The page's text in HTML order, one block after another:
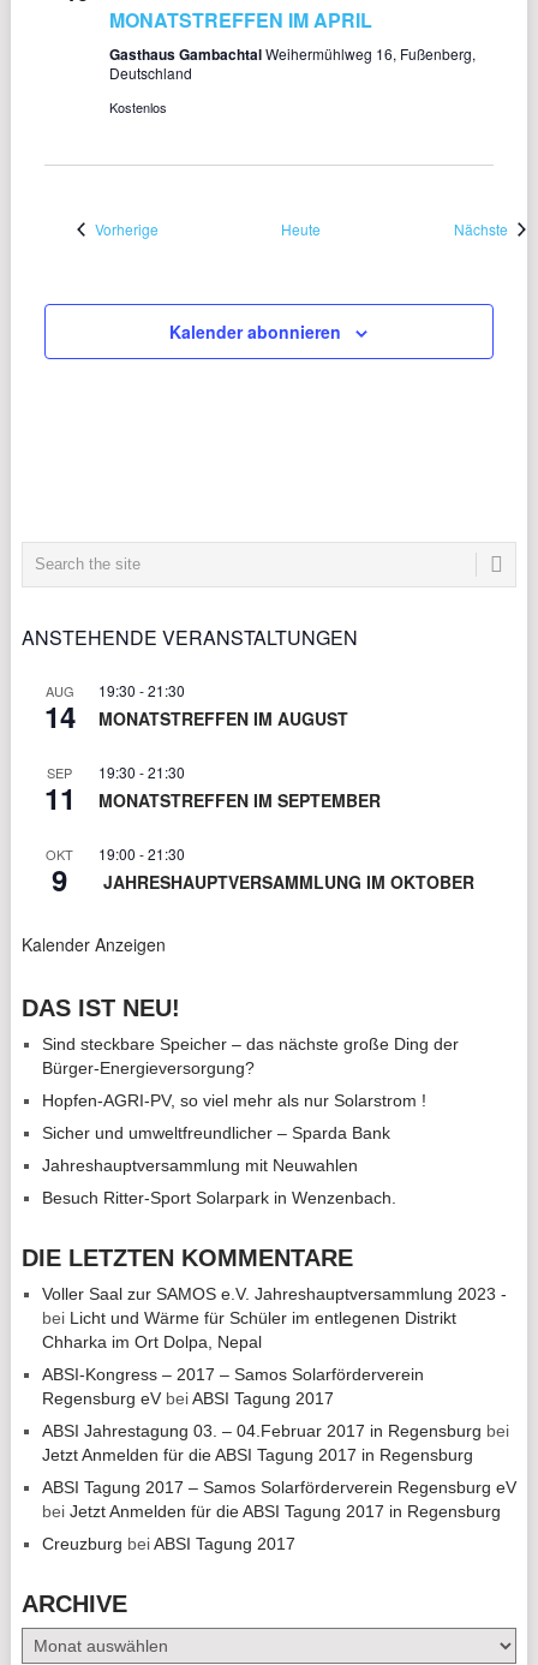
MONATSTREFFEN IM APRIL
Gasthaus GambachtalWeihermühlweg 16, Fußenberg,
Deutschland
Kostenlos
VorherigeVeranstaltungen Heute Nächste
Kalender abonnieren
ANSTEHENDE VERANSTALTUNGEN
AUG
14
19:30 -21:30
MONATSTREFFEN IM AUGUST
SEP
11
19:30 -21:30
MONATSTREFFEN IM SEPTEMBER
OKT
9
19:00 -21:30
JAHRESHAUPTVERSAMMLUNG IM OKTOBER
Kalender Anzeigen
DAS IST NEU!
Sind steckbare Speicher – das nächste große Ding der
Bürger-Energieversorgung?
Hopfen-AGRI-PV, so viel mehr als nur Solarstrom !
Sicher und umweltfreundlicher – Sparda Bank
Jahreshauptversammlung mit Neuwahlen
Besuch Ritter-Sport Solarpark in Wenzenbach.
DIE LETZTEN KOMMENTARE
Voller Saal zur SAMOS e.V. Jahreshauptversammlung 2023 -
bei Licht und Wärme für Schüler im entlegenen Distrikt
Chharka im Ort Dolpa, Nepal
ABSI-Kongress – 2017 – Samos Solarförderverein
Regensburg eVbeiABSI Tagung 2017
ABSI Jahrestagung 03. – 04.Februar 2017 in Regensburg bei
Jetzt Anmelden für die ABSI Tagung 2017 in Regensburg
ABSI Tagung 2017 – Samos Solarförderverein Regensburg eV
bei Jetzt Anmelden für die ABSI Tagung 2017 in Regensburg
Creuzburg beiABSI Tagung 2017
ARCHIVE
Archive